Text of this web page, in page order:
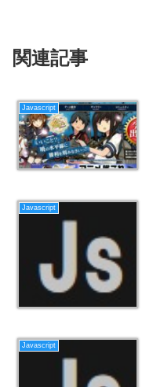
関連記事
Javascript
Javascript
Javascript